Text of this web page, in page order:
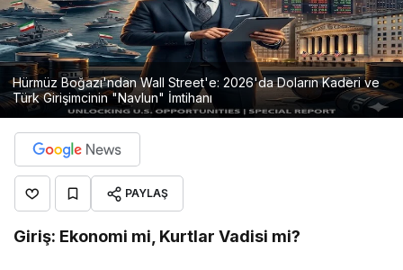
Hürmüz Boğazı'ndan Wall Street'e: 2026'da Doların Kaderi ve
Türk Girişimcinin "Navlun" İmtihanı
PAYLAŞ
Giriş: Ekonomi mi, Kurtlar Vadisi mi?